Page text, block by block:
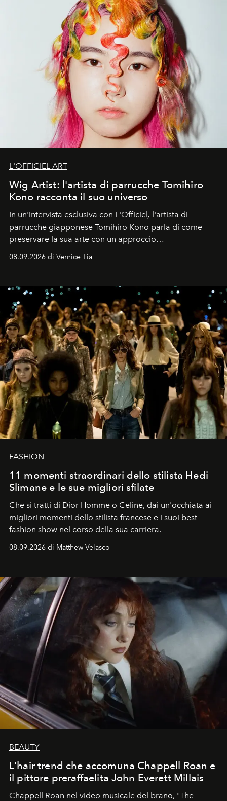
L'OFFICIEL ART
Wig Artist: l'artista di parrucche Tomihiro
Kono racconta il suo universo
In un'intervista esclusiva con L'Officiel, l'artista di
parrucche giapponese Tomihiro Kono parla di come
preservare la sua arte con un approccio
08.09.2026 di Vernice Tia
FASHION
11 momenti straordinari dello stilista Hedi
Slimane e le sue migliori sfilate
Che si tratti di Dior Homme o Celine, dai un'occhiata ai
migliori momenti dello stilista francese e i suoi best
fashion show nel corso della sua carriera.
08.09.2026 di Matthew Velasco
BEAUTY
L'hair trend che accomuna Chappell Roan e
il pittore preraffaelita John Everett Millais
Chappell Roan nel video musicale del brano, "The